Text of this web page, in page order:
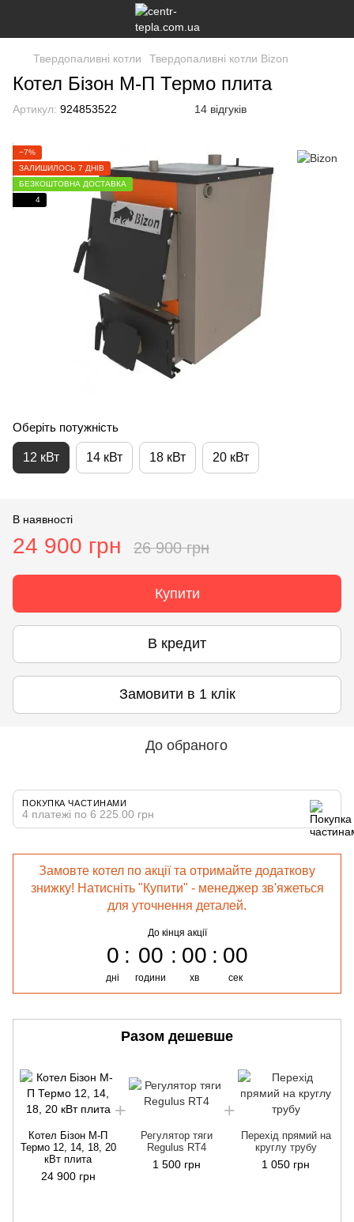
Твердопаливні котли Твердопаливні котли Bizon
Котел Бізон М-П Термо плита
Артикул: 924853522 14 відгуків
−7%
ЗАЛИШИЛОСЬ 7 ДНІВ
БЕЗКОШТОВНА ДОСТАВКА
4
Оберіть потужність
12 кВт 14 кВт 18 кВт 20 кВт
В наявності
24 900 грн 26 900 грн
Купити
В кредит
Замовити в 1 клік
До обраного
ПОКУПКА ЧАСТИНАМИ
4 платежі по 6 225.00 грн
Замовте котел по акції та отримайте додаткову
знижку! Натисніть "Купити" - менеджер зв'яжеться
для уточнення деталей.
До кінця акції
0
дні
00
години
00
хв
00
сек
Разом дешевше
Котел Бізон М-П
Термо 12, 14, 18, 20
кВт плита
24 900 грн
Регулятор тяги
Regulus RT4
1 500 грн
Перехід прямий на
круглу трубу
1 050 грн